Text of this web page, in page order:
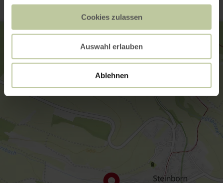
Cookies zulassen
Auswahl erlauben
Ablehnen